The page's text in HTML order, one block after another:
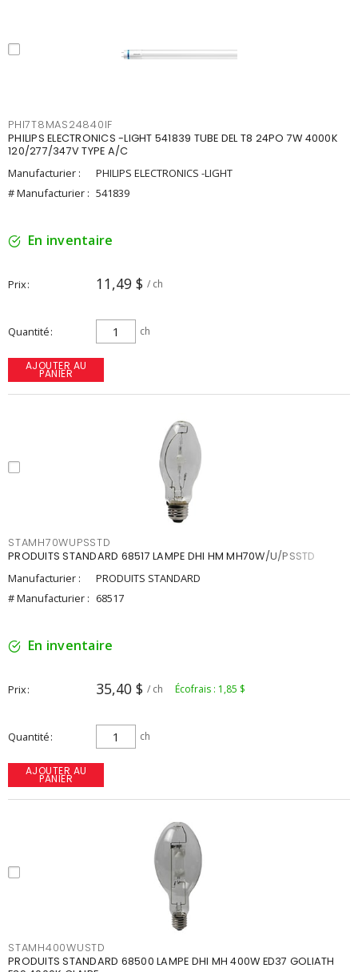
PHI7T8MAS24840IF
PHILIPS ELECTRONICS -LIGHT 541839 TUBE DEL T8 24PO 7W 4000K
120/277/347V TYPE A/C
Manufacturier :
PHILIPS ELECTRONICS -LIGHT
# Manufacturier : 541839
En inventaire
Prix 11,49 $ / ch
Quantité ch
AJOUTER AU
PANIER
STAMH70WUPSSTD
PRODUITS STANDARD 68517 LAMPE DHI HM MH70W/U/PSSTD
Manufacturier :
PRODUITS STANDARD
# Manufacturier : 68517
En inventaire
Prix 35,40 $ / ch Écofrais : 1,85 $
Quantité ch
AJOUTER AU
PANIER
STAMH400WUSTD
PRODUITS STANDARD 68500 LAMPE DHI MH 400W ED37 GOLIATH